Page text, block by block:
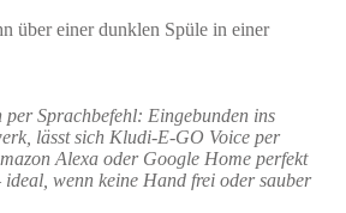
per Sprachbefehl: Eingebunden ins
lässt sich Kludi-E-GO Voice per
Alexa oder Google Home perfekt
wenn keine Hand frei oder sauber